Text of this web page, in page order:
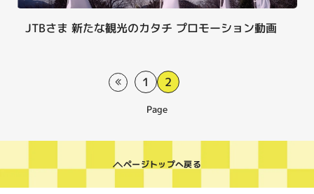
JTBさま 新たな観光のカタチ プロモーション動画
1 2
Page
ページトップへ戻る